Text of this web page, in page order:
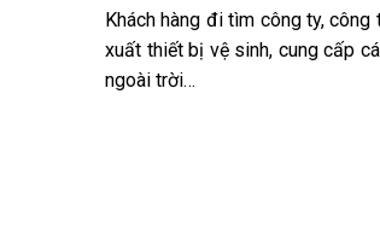
Khách hàng đi tìm công ty,
xuất thiết bị vệ sinh, cung cấp
ngoài trời…